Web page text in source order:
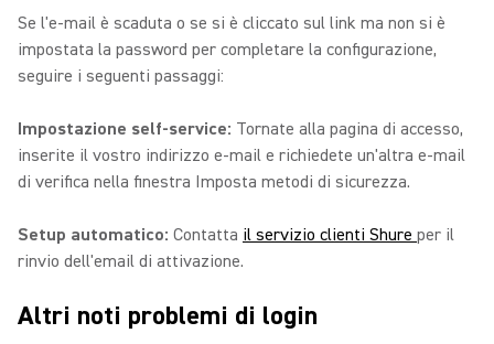
Se l'e-mail è scaduta o se si è cliccato sul link ma non si è
impostata la password per completare la configurazione,
seguire i seguenti passaggi:
Impostazione self-service: Tornate alla pagina di accesso,
inserite il vostro indirizzo e-mail e richiedete un'altra e-mail
di verifica nella finestra Imposta metodi di sicurezza.
Setup automatico: Contatta il servizio clienti Shure per il
rinvio dell'email di attivazione.
Altri noti problemi di login